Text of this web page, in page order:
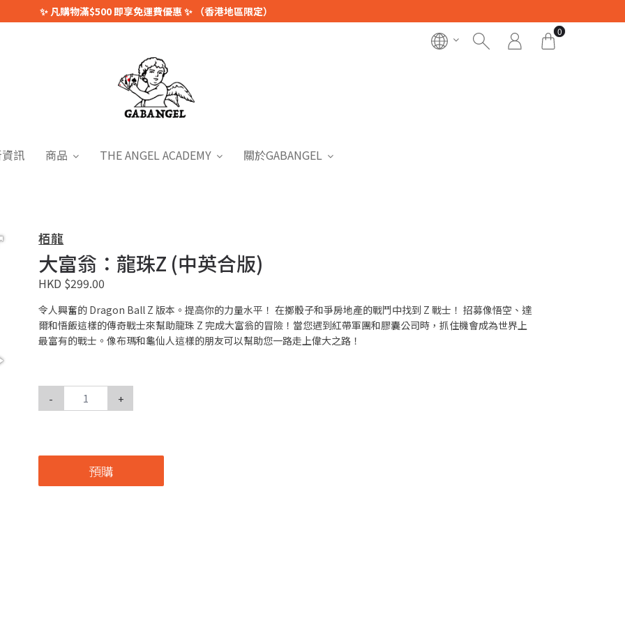
✨ 凡購物滿$500 即享免運費優惠 ✨ （香港地區限定）
0
訊 商品 THE ANGEL ACADEMY 關於GABANGEL
栢龍
大富翁：龍珠Z (中英合版)
HKD $299.00
令人興奮的 Dragon Ball Z 版本。提高你的力量水平！ 在擲骰子和爭房地產的戰鬥中找到 Z 戰士！ 招募像悟空、達
爾和悟飯這樣的傳奇戰士來幫助龍珠 Z 完成大富翁的冒險！當您遇到紅帶軍團和膠囊公司時，抓住機會成為世界上
最富有的戰士。像布瑪和龜仙人這樣的朋友可以幫助您一路走上偉大之路！
- +
預購